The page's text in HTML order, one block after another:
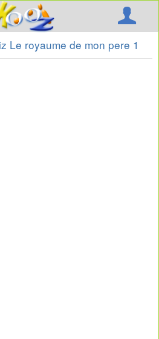
Le royaume de mon pere 1